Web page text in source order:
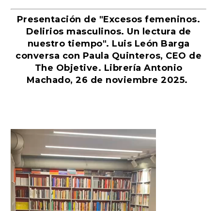
Presentación de "Excesos femeninos.
Delirios masculinos. Un lectura de
nuestro tiempo". Luis León Barga
conversa con Paula Quinteros, CEO de
The Objetive. Librería Antonio
Machado, 26 de noviembre 2025.
Reproductor
de
vídeo